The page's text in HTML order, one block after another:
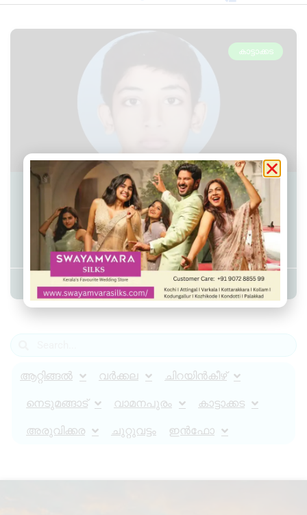
കാട്ടാക്കട
പുഴയില്‍ കുളിക്കാനിറങ്ങിയ
പതിമൂന്നുകാരൻ ഒഴുക്കില്‍പ്പെട്ട്
മരിച്ചു.
Admin YS May 11, 2024 11:19 pm
ആറ്റിങ്ങൽ വർക്കല ചിറയിൻകീഴ്
നെടുമങ്ങാട് വാമനപുരം കാട്ടാക്കട
അരുവിക്കര ചുറ്റുവട്ടം ഇൻഫോ